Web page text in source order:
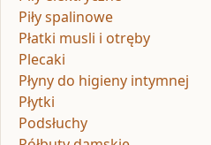
Piły spalinowe
Płatki musli i otręby
Plecaki
Płyny do higieny intymnej
Płytki
Podsłuchy